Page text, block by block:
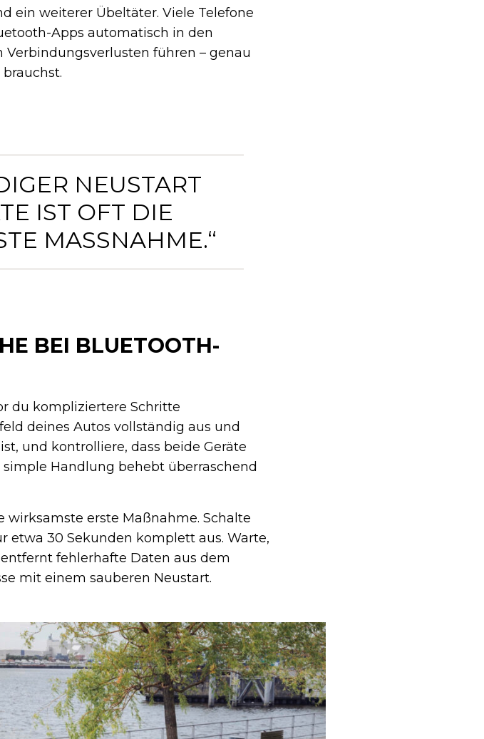
ein weiterer Übeltäter. Viele Telefone
Apps automatisch in den
führen – genau
NEUSTART
IST OFT DIE
MASSNAHME.“
BEI BLUETOOTH-
du kompliziertere Schritte
deines Autos vollständig aus und
und kontrolliere, dass beide Geräte
Handlung behebt überraschend
wirksamste erste Maßnahme. Schalte
30 Sekunden komplett aus. Warte,
fehlerhafte Daten aus dem
mit einem sauberen Neustart.